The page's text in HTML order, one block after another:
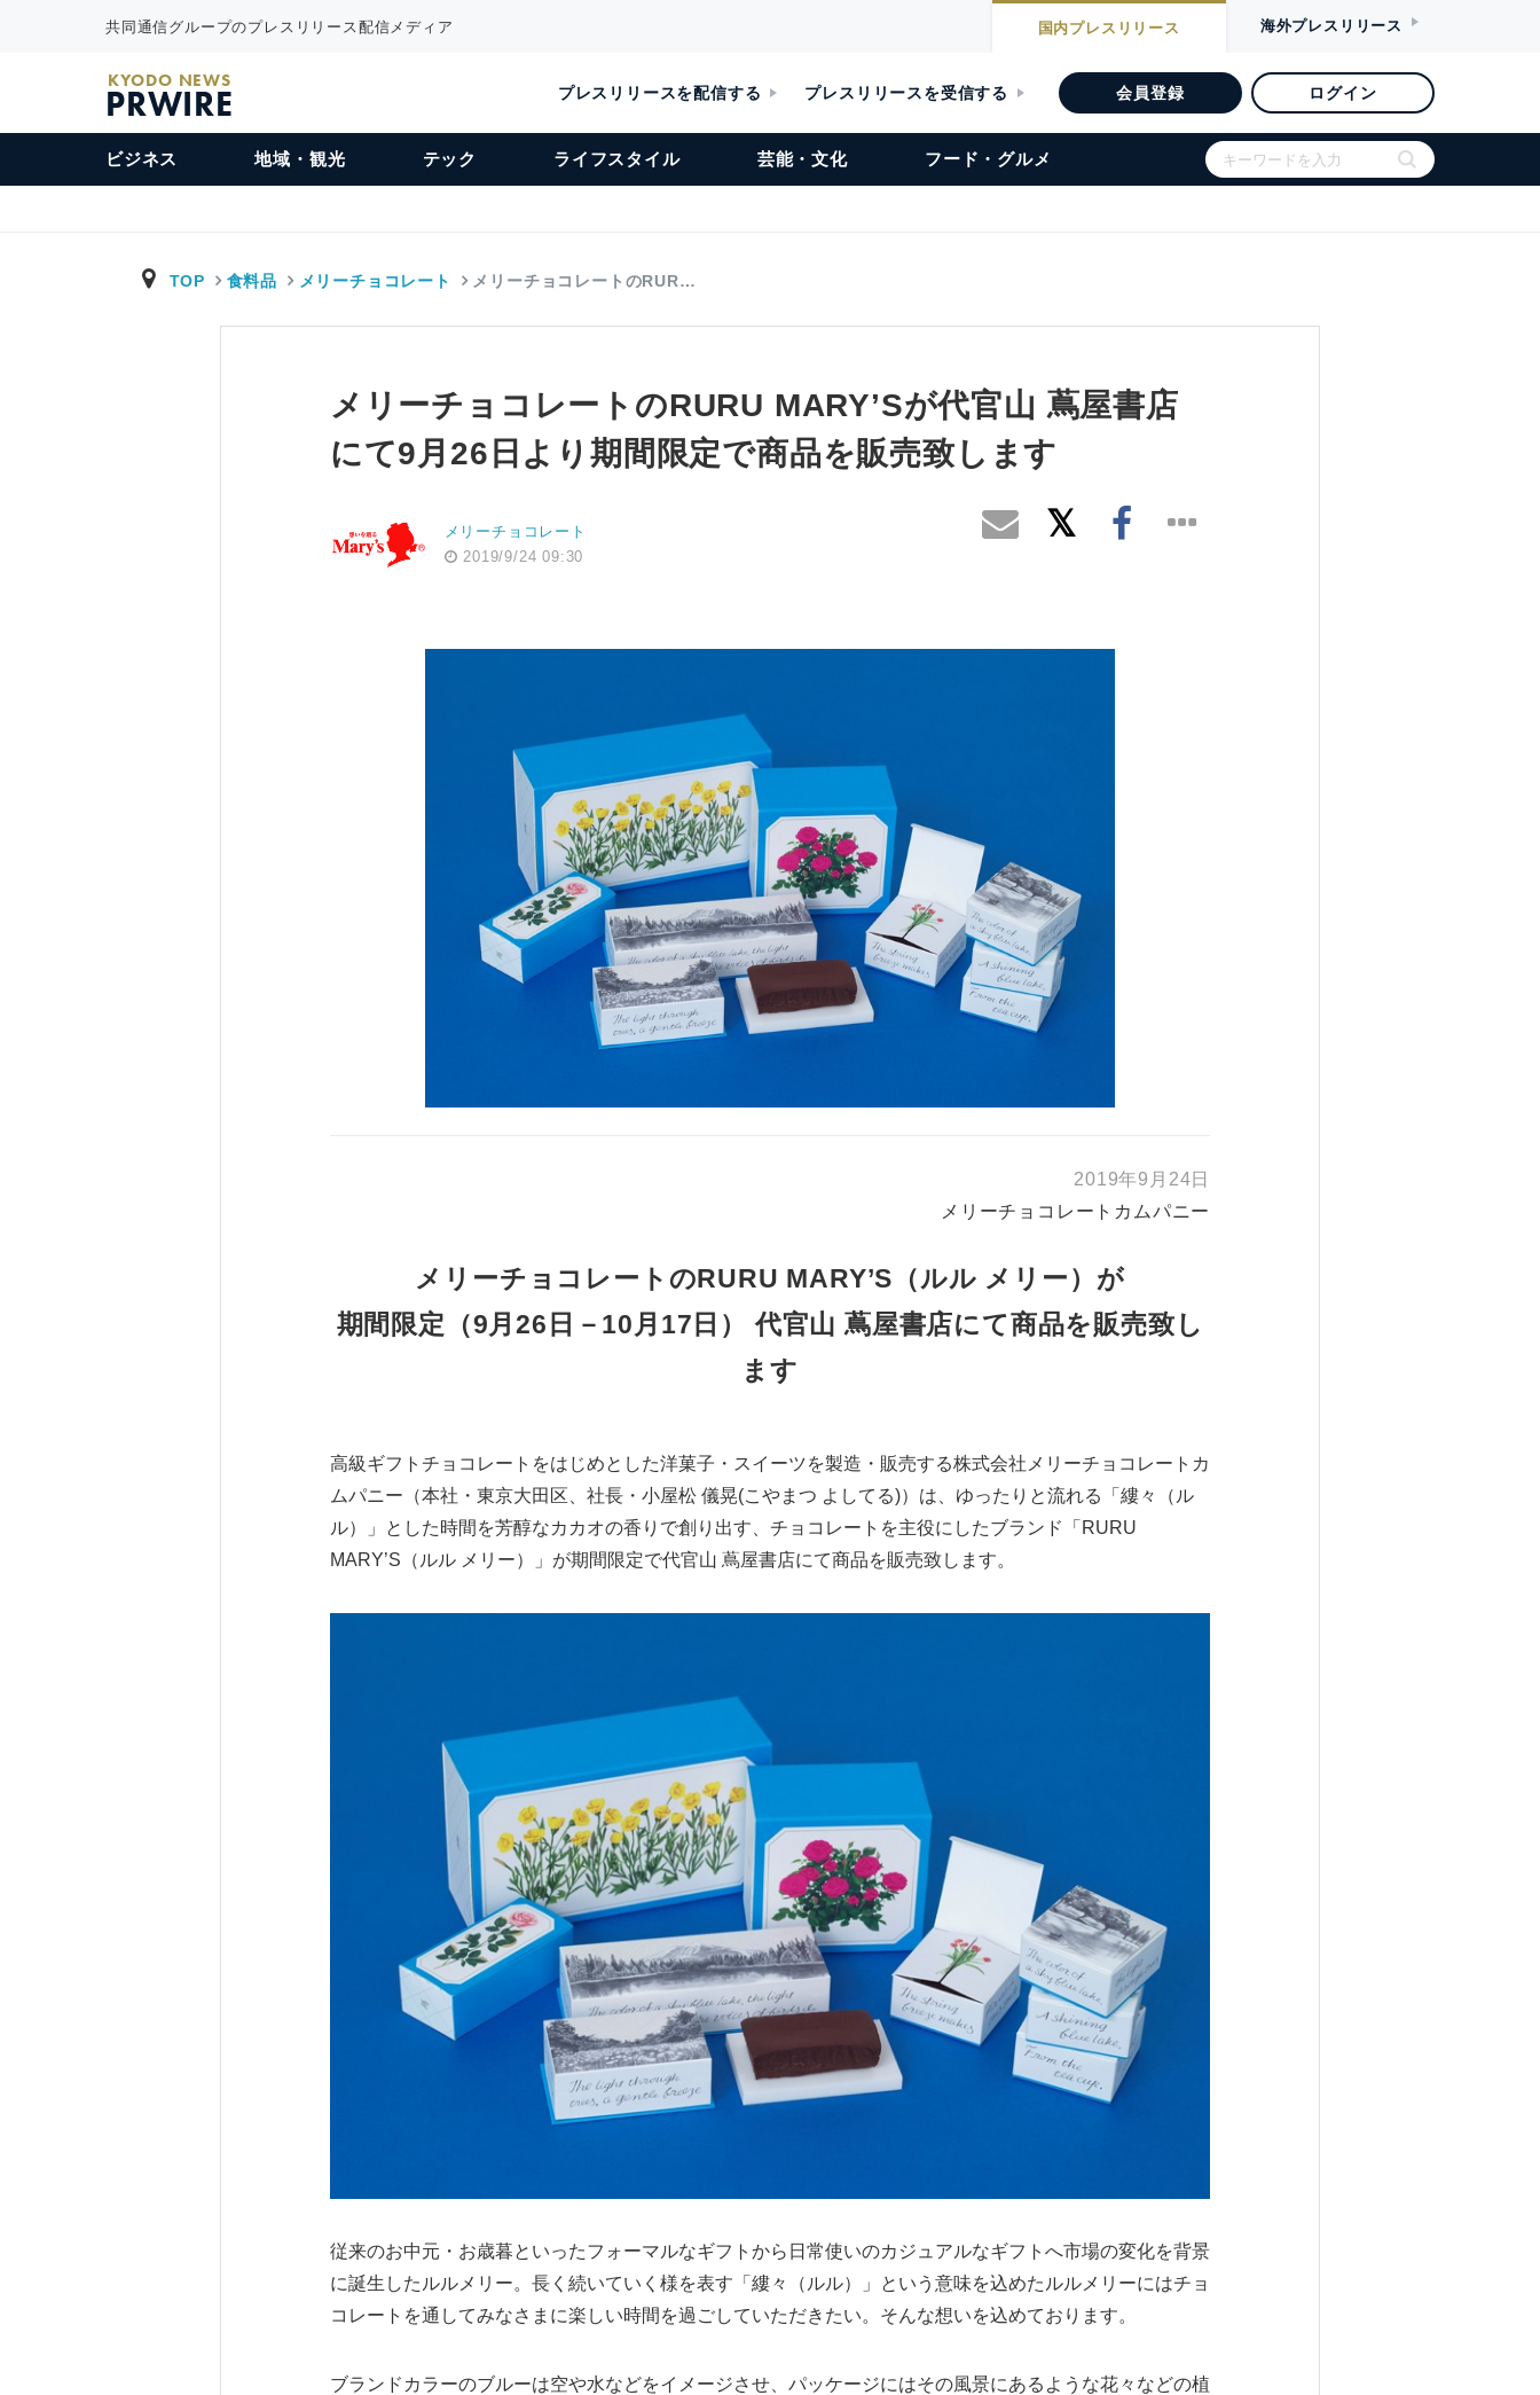
共同通信グループのプレスリリース配信メディア 国内プレスリリース 海外プレスリリース
KYODO NEWS
PRWIRE プレスリリースを配信する プレスリリースを受信する 会員登録 ログイン
ビジネス 地域・観光 テック ライフスタイル 芸能・文化 フード・グルメ
TOP 食料品 メリーチョコレート メリーチョコレートのRUR…
メリーチョコレートのRURU MARY’Sが代官山 蔦屋書店
にて9月26日より期間限定で商品を販売致します
メリーチョコレート
2019/9/24 09:30
2019年9月24日
メリーチョコレートカムパニー
メリーチョコレートのRURU MARY’S（ルル メリー）が
期間限定（9月26日－10月17日） 代官山 蔦屋書店にて商品を販売致し
ます
高級ギフトチョコレートをはじめとした洋菓子・スイーツを製造・販売する株式会社メリーチョコレートカ
ムパニー（本社・東京大田区、社長・小屋松 儀晃(こやまつ よしてる)）は、ゆったりと流れる「縷々（ル
ル）」とした時間を芳醇なカカオの香りで創り出す、チョコレートを主役にしたブランド「RURU
MARY’S（ルル メリー）」が期間限定で代官山 蔦屋書店にて商品を販売致します。
従来のお中元・お歳暮といったフォーマルなギフトから日常使いのカジュアルなギフトへ市場の変化を背景
に誕生したルルメリー。長く続いていく様を表す「縷々（ルル）」という意味を込めたルルメリーにはチョ
コレートを通してみなさまに楽しい時間を過ごしていただきたい。そんな想いを込めております。
ブランドカラーのブルーは空や水などをイメージさせ、パッケージにはその風景にあるような花々などの植
Japanese